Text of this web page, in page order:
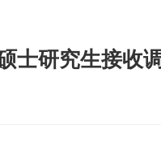
士研究生接收